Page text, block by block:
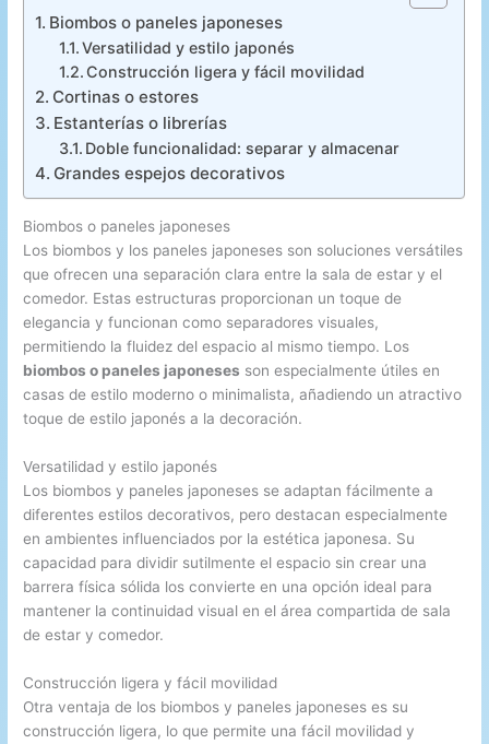
Biombos o paneles japoneses
Versatilidad y estilo japonés
Construcción ligera y fácil movilidad
Cortinas o estores
Estanterías o librerías
Doble funcionalidad: separar y almacenar
Grandes espejos decorativos
Biombos o paneles japoneses
Los biombos y los paneles japoneses son soluciones versátiles
que ofrecen una separación clara entre la sala de estar y el
comedor. Estas estructuras proporcionan un toque de
elegancia y funcionan como separadores visuales,
permitiendo la fluidez del espacio al mismo tiempo. Los
biombos o paneles japoneses son especialmente útiles en
casas de estilo moderno o minimalista, añadiendo un atractivo
toque de estilo japonés a la decoración.
Versatilidad y estilo japonés
Los biombos y paneles japoneses se adaptan fácilmente a
diferentes estilos decorativos, pero destacan especialmente
en ambientes influenciados por la estética japonesa. Su
capacidad para dividir sutilmente el espacio sin crear una
barrera física sólida los convierte en una opción ideal para
mantener la continuidad visual en el área compartida de sala
de estar y comedor.
Construcción ligera y fácil movilidad
Otra ventaja de los biombos y paneles japoneses es su
construcción ligera, lo que permite una fácil movilidad y